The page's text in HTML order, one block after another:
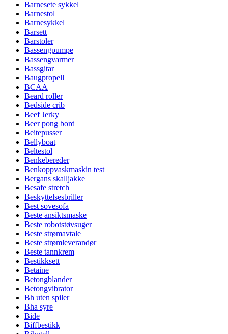
Barnesete sykkel
Barnestol
Barnesykkel
Barsett
Barstoler
Bassengpumpe
Bassengvarmer
Bassgitar
Baugpropell
BCAA
Beard roller
Bedside crib
Beef Jerky
Beer pong bord
Beitepusser
Bellyboat
Beltestol
Benkebereder
Benkoppvaskmaskin test
Bergans skalljakke
Besafe stretch
Beskyttelsesbriller
Best sovesofa
Beste ansiktsmaske
Beste robotstøvsuger
Beste strømavtale
Beste strømleverandør
Beste tannkrem
Bestikksett
Betaine
Betongblander
Betongvibrator
Bh uten spiler
Bha syre
Bide
Biffbestikk